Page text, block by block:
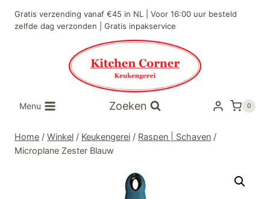
naar
Gratis verzending vanaf €45 in NL | Voor 16:00 uur besteld
zelfde dag verzonden | Gratis inpakservice
Menu Zoeken 0
Home / Winkel / Keukengerei / Raspen | Schaven /
Microplane Zester Blauw